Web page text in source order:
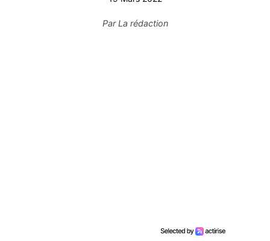
ParLa rédaction